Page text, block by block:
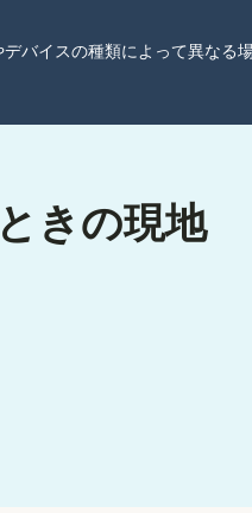
バイスの種類によって異なる
きの現地